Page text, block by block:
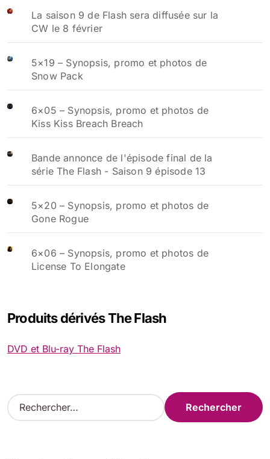
La saison 9 de Flash sera diffusée sur la
CW le 8 février
5×19 – Synopsis, promo et photos de
Snow Pack
6×05 – Synopsis, promo et photos de
Kiss Kiss Breach Breach
Bande annonce de l'épisode final de la
série The Flash - Saison 9 épisode 13
5×20 – Synopsis, promo et photos de
Gone Rogue
6×06 – Synopsis, promo et photos de
License To Elongate
Produits dérivés The Flash
DVD et Blu-ray The Flash
R
e